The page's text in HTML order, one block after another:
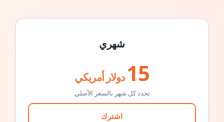
شهري
15 دولار أمريكي
تجدد كل شهر بالسعر الأصلي
اشترك